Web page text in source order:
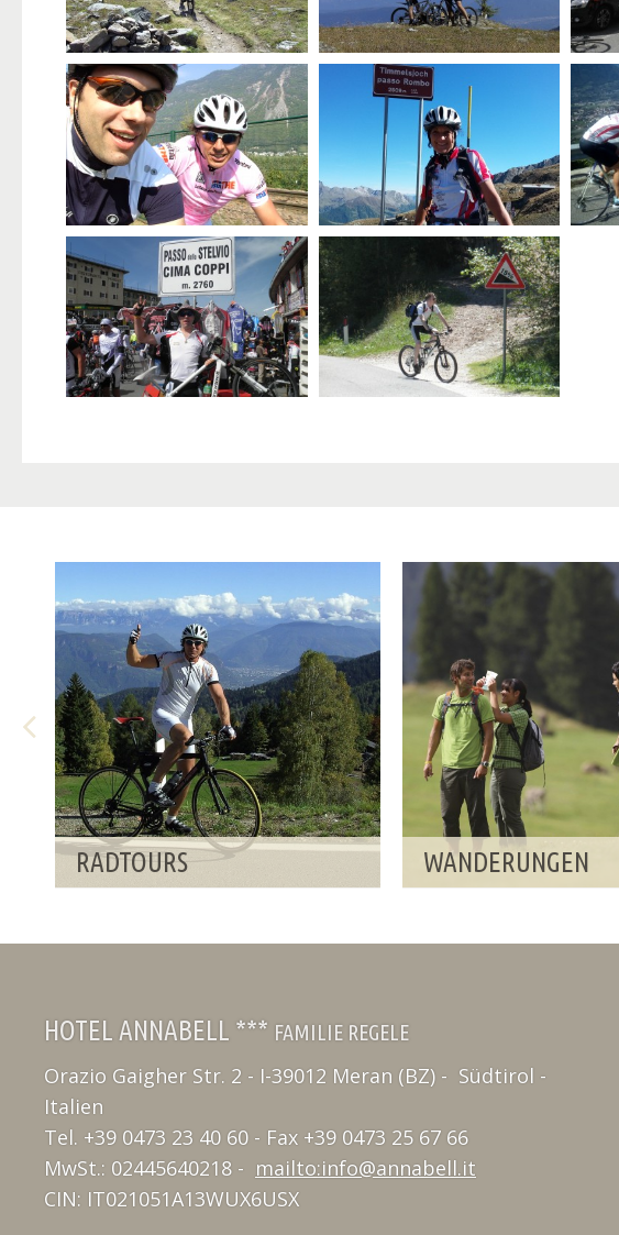
RADTOURS WANDERUNGEN
HOTEL ANNABELL *** FAMILIE REGELE
Orazio Gaigher Str. 2 - I-39012 Meran (BZ) - Südtirol -
Italien
Tel. +39 0473 23 40 60 - Fax +39 0473 25 67 66
MwSt.: 02445640218 - mailto:info@annabell.it
CIN: IT021051A13WUX6USX